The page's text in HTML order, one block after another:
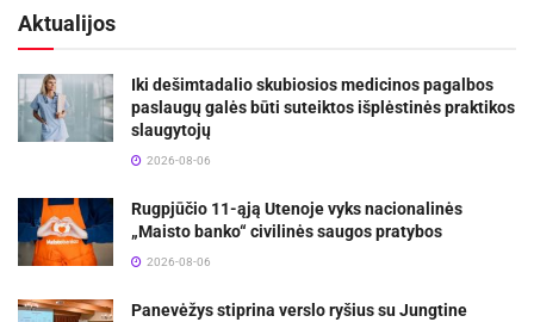
Aktualijos
Iki dešimtadalio skubiosios medicinos pagalbos
paslaugų galės būti suteiktos išplėstinės praktikos
slaugytojų
2026-08-06
Rugpjūčio 11-ąją Utenoje vyks nacionalinės
„Maisto banko“ civilinės saugos pratybos
2026-08-06
Panevėžys stiprina verslo ryšius su Jungtine